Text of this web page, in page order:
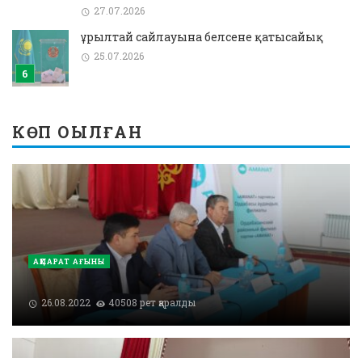
27.07.2026
Құрылтай сайлауына белсене қатысайық
25.07.2026
КӨП ОҚЫЛҒАН
АҚПАРАТ АҒЫНЫ
26.08.2022 40508 рет қаралды